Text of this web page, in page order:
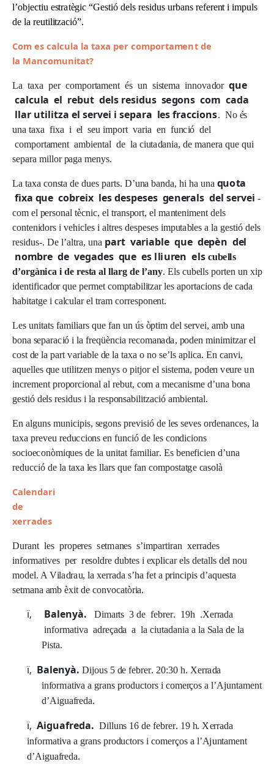
l’objectiu estratègic “Gestió dels residus urbans referent i impuls
dela reutilització”.
Com escalcula la taxa per comportament de
la Mancomunitat?
La taxaper comportament és un sistemainnovadorque
calculael rebutdels residus segonscomcada
llar utilitza elservei i separa lesfraccions. No és
una taxa fixa i elseuimportvaria en funciódel
comportamentambiental de la ciutadania,demanera que qui
separa millorpaga menys.
Lataxa constadedues parts. D’unabanda,hiha una quota
fixa quecobreix les despeses generalsdelservei -
com el personal tècnic, el transport,elmanteniment dels
contenidors ivehicles i altres despeses imputables ala gestió dels
residus-. De l’altra, una part variable que depèn del
nombredevegades quees lliurenels cubells
d’orgànica i de restaalllarg del’any. Els cubellsportenun xip
identificadorquepermetcomptabilitzarlesaportacions de cada
habitatge i calcularel tramcorresponent.
Les unitats familiars que fan un ús òptimdel servei, amb una
bona separació ilafreqüència recomanada, poden minimitzarel
cost delapart variable dela taxa onose’lsaplica. Encanvi,
aquelles que utilitzenmenys o pitjorel sistema, podenveureun
increment proporcional al rebut, com amecanismed’una bona
gestió delsresidus i la responsabilització ambiental.
En alguns municipis, segonsprevisió de lessevesordenances, la
taxa preveu reduccionsenfunció de les condicions
socioeconòmiquesdelaunitat familiar. Esbeneficiend’una
reducció dela taxa lesllars que fan compostatge casolà
Calendari
de
xerrades
Durantles properessetmaness’impartiranxerrades
informatives perresoldredubtes i explicarelsdetalls delnou
model. A Viladrau,laxerrada s’ha fet a principis d’aquesta
setmana amb èxit de convocatòria.
ï‚ Balenyà. Dimarts 3defebrer. 19h .Xerrada
informativa adreçada ala ciutadania a la Salade la
Pista.
ï‚ Balenyà. Dijous 5 defebrer. 20:30 h. Xerrada
informativa a gransproductors i comerços al’Ajuntament
d’Aiguafreda.
ï‚ Aiguafreda. Dilluns 16defebrer. 19 h. Xerrada
informativa a grans productors icomerços a l’Ajuntament
d’Aiguafreda.